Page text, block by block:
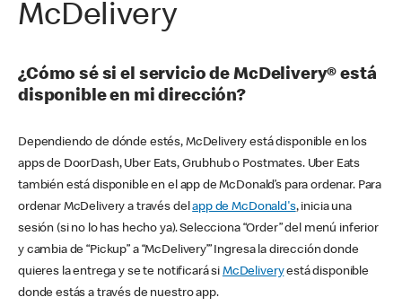
McDelivery
¿Cómo sé si el servicio de McDelivery® está
disponible en mi dirección?
Dependiendo de dónde estés, McDelivery está disponible en los
apps de DoorDash, Uber Eats, Grubhub o Postmates. Uber Eats
también está disponible en el app de McDonald’s para ordenar. Para
ordenar McDelivery a través delapp de McDonald's, inicia una
sesión (si no lo has hecho ya). Selecciona “Order” del menú inferior
y cambia de “Pickup” a “McDelivery’” Ingresa la dirección donde
quieres la entrega y se te notificará si McDeliveryestá disponible
donde estás a través de nuestro app.